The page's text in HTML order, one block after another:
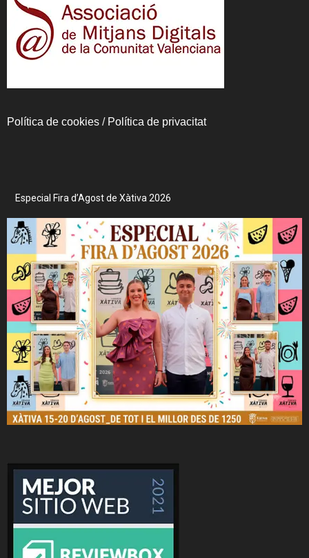
Política de cookies / Política de privacitat
Especial Fira d’Agost de Xàtiva 2026